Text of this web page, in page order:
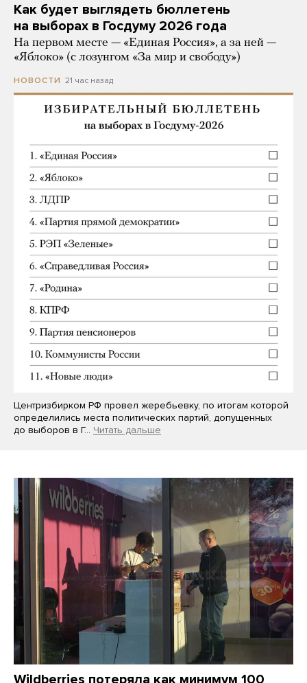
Как будет выглядеть бюллетень
на выборах в Госдуму 2026 года
На первом месте — «Единая Россия», а за ней —
«Яблоко» (с лозунгом «За мир и свободу»)
НОВОСТИ 21 час назад
Центризбирком РФ провел жеребьевку, по итогам которой
определились места политических партий, допущенных
до выборов в Г… Читать дальше